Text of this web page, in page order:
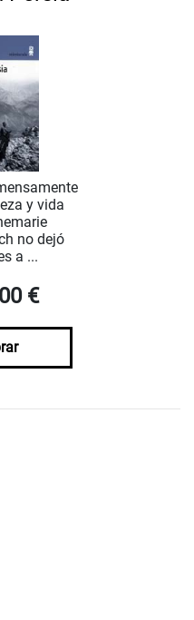
y vida
no dejó
a ...
€